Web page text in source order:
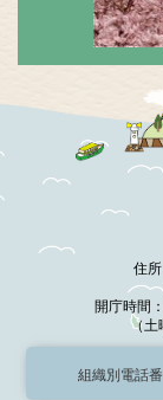
住
開庁時間
（土
組織別電話